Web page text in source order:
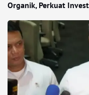
Organik, Perkuat